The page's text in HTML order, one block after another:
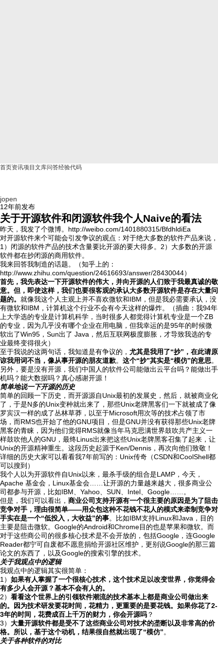
首页资讯项目 文库问答经验代码
jopen
12年前发布
关于开源软件和闭源软件我个人Naive的看法
昨天，我发了个微博。http://weibo.com/1401880315/BfdhldiEa
对开源软件来个可能会引发争议的观点：对于绝大多数的软件产品来说，
1）闭源的软件产品的技术含量要比开源的要大得多。2）大多数的开源
软件都在抄闭源的商用软件。
我来回答我制造的话题。（知乎上的：
http://www.zhihu.com/question/24616693/answer/28430044）
首先，我先表达一下开源软件的伟大，并向开源的人们致于我最真诚的敬
意。但，即使这样，我们也要很客观的承认大多数开源软件是存在大量问
题的。 就像我这个人主观上并不喜欢微软和IBM，但是我必需要承认，没
有微软和IBM，计算机这个行业不会有今天这样的爆炸。（插曲：我94年
上大学选的专业是计算机科学，当时很多人都觉得计算机专业是一个ZB
的专业，因为几乎没有哪个企业在用电脑，但我幸运的是95年的时候微
软出了Win95，Sun出了 Java，然后互联网极度膨胀，才导致我选的专
业最终变得很火）
至于我说的这两句话，我知道是有争议的， 尤其是我用了“抄”，在此请原
谅我用词不当，像从事开源的朋友道歉。 这个“抄”其实是“模仿”的意思。
另外，要是没有开源，我们中国人的软件公司能做出云平台吗？能做出手
机吗？能大数据吗？真心感谢开源！
简单地说一下开源的历史
简单的回顾一下历史，而开源源自Unix最初的发展史，然后，就被商业化
了，于是N多的Unix变种就出来了，那些Unix老牌黑客们一下就被成了像
罗宾汉一样的成了丛林草莽，以至于Microsoft用次等的技术占领了市
场，而RMS也开始了他的GNU项目，但是GNU并没有获得那些Unix老牌
黑客的青睐，因为他们觉得RMS就像当年马克思满世界鼓吹共产主义一
样鼓吹他人的GNU，最终Linus出来把这些Unix老牌黑客召集了起来，让
Unix的开源精神重生。这段历史起源于Ken/Dennis，再次向他们致敬！
详细的历史大家可以看看我7年前写的：Unix传奇（CSDN和CoolShell都
可以搜到）
我个人以为开源软件自Unix以来，最杀手级的组合是LAMP，今天，
Apache 基金会，Linux基金会……让开源的力量越来越大，很多商业公
司都参与开源，比如IBM、Yahoo、SUN、Intel、Google……。
但是，我们可以看出， 商业公司支持开源有一个很主要的原因是为了阻击
竞争对手，理由很简单——用众包这种不花钱不花人的模式来牵制竞争对
手实在是一个“低投入，大收益”的事。比如IBM支持Linux和Java，目的
主要是阻击微软。Google的Android和Chrome目的也是苹果和微软。而
对于这些商公司的很多核心技术是不会开放的，包括Google，连Google
Reader都宁可自废都不愿意捐给开源社区维护，更别说Google的那三篇
论文的东西了，以及Google的搜索引擎的技术。
关于我观点中的逻辑
我观点中的逻辑其实很简单：
1） 如果有人掌握了一个很核心技术，这个技术足以改变世界，你觉得会
有多少人会开源？基本不会有人的。
2） 看看这个世界上的引领软件潮流的技术基本上都是商业公司做出来
的。因为技术研发要花时间，花精力，更重要的是要花钱。如果你花了2-
3年的时间，花费成百上千万的财力，你会开源吗 ？
3） 大量开源软件都是受不了这些商业公司对技术的垄断以及非常高的价
格。所以，基于这个动机，结果很自然就出现了“模仿”。
关于各种软件的对比